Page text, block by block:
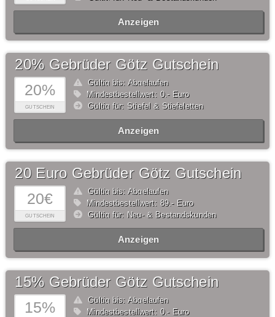
Anzeigen
20%
GUTSCHEIN
20% Gebrüder Götz Gutschein
Gültig bis: Abgelaufen
Mindestbestellwert: 0,- Euro
Gültig für: Stiefel & Stiefeletten
Anzeigen
20€
GUTSCHEIN
20 Euro Gebrüder Götz Gutschein
Gültig bis: Abgelaufen
Mindestbestellwert: 89,- Euro
Gültig für: Neu- & Bestandskunden
Anzeigen
15%
15% Gebrüder Götz Gutschein
Gültig bis: Abgelaufen
Mindestbestellwert: 0,- Euro